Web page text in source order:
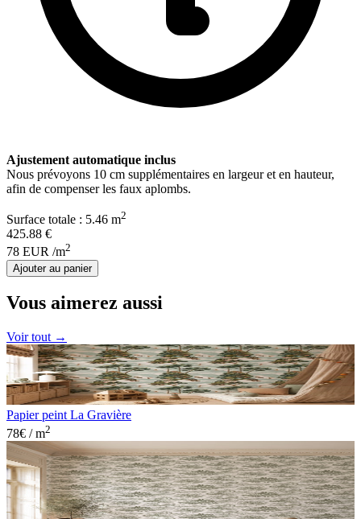
Ajustement automatique inclus
Nous prévoyons 10 cm supplémentaires en largeur et en hauteur,
afin de compenser les faux aplombs.
Surface totale : 5.46 m2
425.88 €
78 EUR /m2
Ajouter au panier
Vous aimerez aussi
Voir tout →
Papier peint La Gravière
78€ / m2